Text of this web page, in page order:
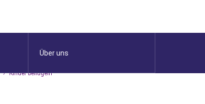
Über uns
› Kinder beflügeln